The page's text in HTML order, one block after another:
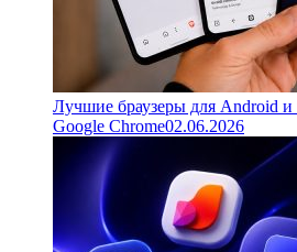
Лучшие браузеры для Android и
Google Chrome02.06.2026